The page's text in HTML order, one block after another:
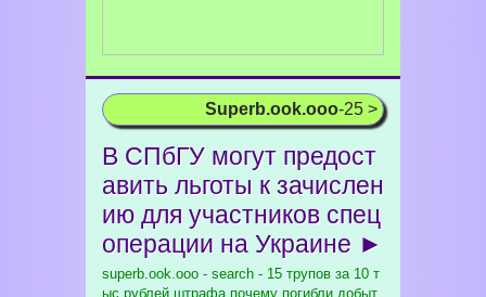
Superb.ook.ooo-25 >
В СПбГУ могут предост
авить льготы к зачислен
ию для участников спец
операции на Украине ►
superb.ook.ooo - search - 15 трупов за 10 т
ыс рублей штрафа почему погибли добыт